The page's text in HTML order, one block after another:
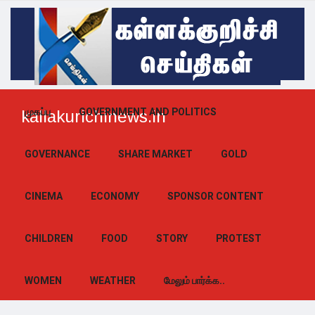
kallakurichinews.in
முகப்பு GOVERNMENT AND POLITICS
GOVERNANCE SHARE MARKET GOLD
CINEMA ECONOMY SPONSOR CONTENT
CHILDREN FOOD STORY PROTEST
WOMEN WEATHER மேலும் பார்க்க..